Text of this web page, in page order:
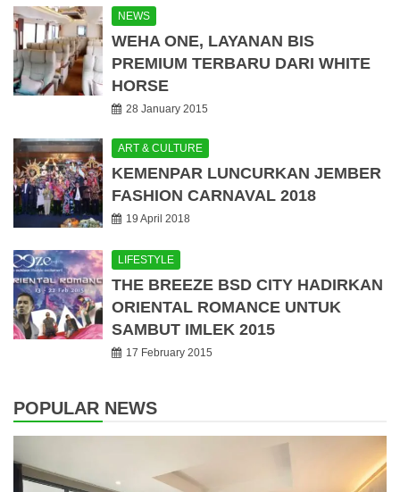
NEWS
WEHA ONE, LAYANAN BIS
PREMIUM TERBARU DARI WHITE
HORSE
28 January 2015
ART & CULTURE
KEMENPAR LUNCURKAN JEMBER
FASHION CARNAVAL 2018
19 April 2018
LIFESTYLE
THE BREEZE BSD CITY HADIRKAN
ORIENTAL ROMANCE UNTUK
SAMBUT IMLEK 2015
17 February 2015
POPULAR NEWS